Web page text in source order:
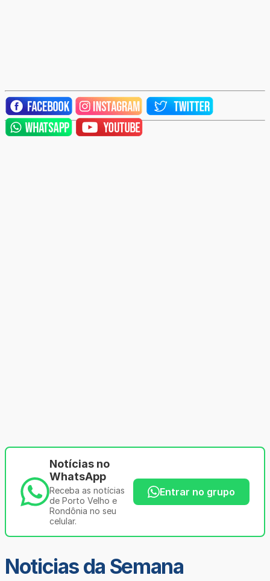
Notícias no
WhatsApp
Receba as notícias
de Porto Velho e
Rondônia no seu
celular.
Entrar no grupo
Noticias da Semana